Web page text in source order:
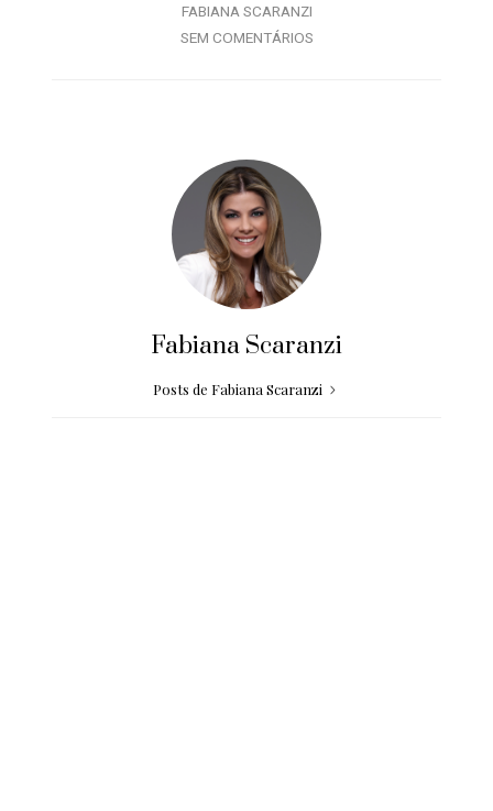
FABIANA SCARANZI
SEM COMENTÁRIOS
Fabiana Scaranzi
Posts de Fabiana Scaranzi